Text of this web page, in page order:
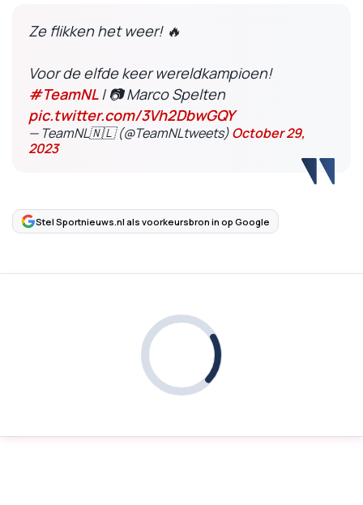
Ze flikken het weer! 🔥
Voor de elfde keer wereldkampioen!
#TeamNL| 📷 Marco Spelten
pic.twitter.com/3Vh2DbwGQY
— TeamNL🇳🇱 (@TeamNLtweets)October 29,
2023
Stel Sportnieuws.nl als voorkeursbron in op Google